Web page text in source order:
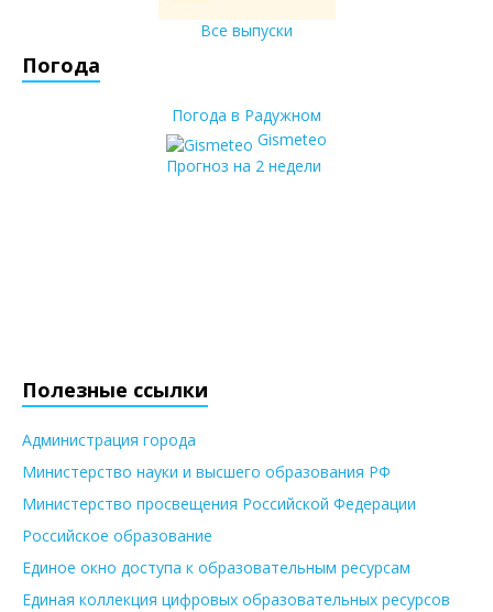
Все выпуски
Погода
Погода в Радужном
Gismeteo
Прогноз на 2 недели
Полезные ссылки
Администрация города
Министерство науки и высшего образования РФ
Министерство просвещения Российской Федерации
Российское образование
Единое окно доступа к образовательным ресурсам
Единая коллекция цифровых образовательных ресурсов